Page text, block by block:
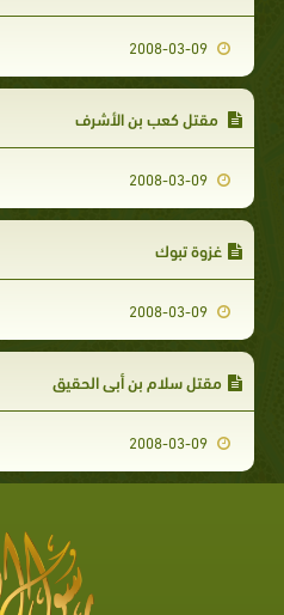
مقتل كعب بن الأشرف
غزوة تبوك
مقتل سلام بن أبي الحقيق